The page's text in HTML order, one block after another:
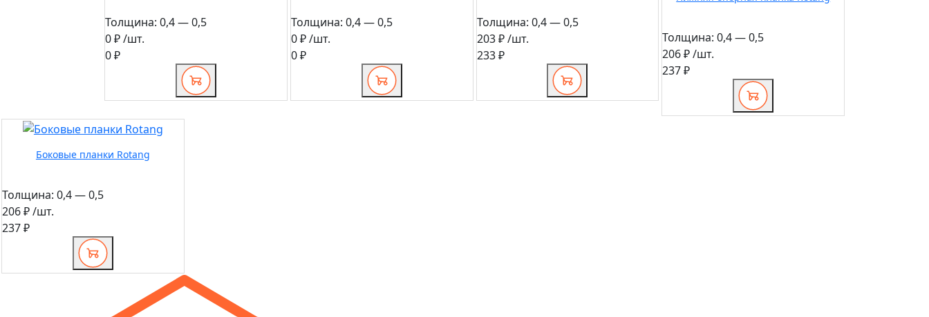
Толщина: 0,4 — 0,5
0 ₽/шт.
0 ₽
Толщина: 0,4 — 0,5
0 ₽/шт.
0 ₽
Толщина: 0,4 — 0,5
203 ₽/шт.
233 ₽
Толщина: 0,4 — 0,5
206 ₽/шт.
237 ₽
Боковые планки Rotang
Толщина: 0,4 — 0,5
206 ₽/шт.
237 ₽